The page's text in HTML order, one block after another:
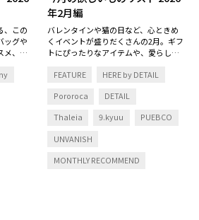
、この
ッグや
メ、新
分に
年2月編
バレンタインや猫の日など、心ときめ
くイベントが盛りだくさんの2月。ギフ
トにぴったりなアイテムや、愛らしい
く美容グッズまで。毎日を明るく照ら
トアップしました。
FEATURE HERE by DETAIL
Pororoca DETAIL
Thaleia 9.kyuu PUEBCO
UNVANISH
MONTHLY RECOMMEND